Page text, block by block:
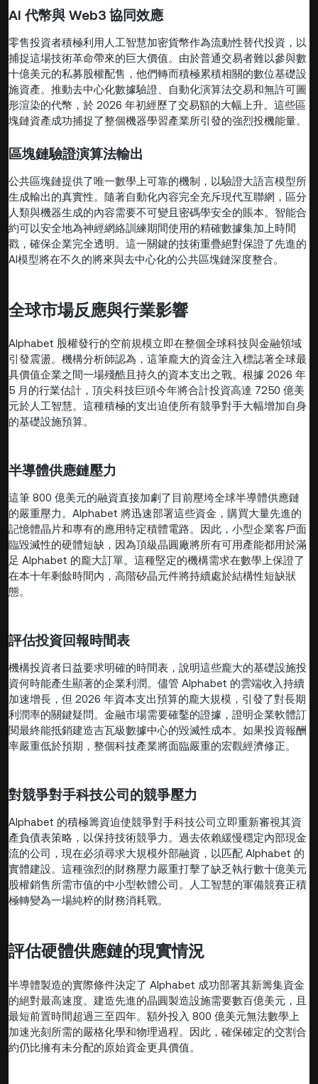
AI 代幣與 Web3 協同效應
零售投資者積極利用人工智慧加密貨幣作為流動性替代投資，以
捕捉這場技術革命帶來的巨大價值。由於普通交易者難以參與數
十億美元的私募股權配售，他們轉而積極累積相關的數位基礎設
施資產。推動去中心化數據驗證、自動化演算法交易和無許可圖
形渲染的代幣，於 2026 年初經歷了交易額的大幅上升。這些區
塊鏈資產成功捕捉了整個機器學習產業所引發的強烈投機能量。
區塊鏈驗證演算法輸出
公共區塊鏈提供了唯一數學上可靠的機制，以驗證大語言模型所
生成輸出的真實性。隨著自動化內容完全充斥現代互聯網，區分
人類與機器生成的內容需要不可變且密碼學安全的賬本。智能合
約可以安全地為神經網絡訓練期間使用的精確數據集加上時間
戳，確保企業完全透明。這一關鍵的技術重疊絕對保證了先進的
AI模型將在不久的將來與去中心化的公共區塊鏈深度整合。
全球市場反應與行業影響
Alphabet 股權發行的空前規模立即在整個全球科技與金融領域
引發震盪。機構分析師認為，這筆龐大的資金注入標誌著全球最
具價值企業之間一場殘酷且持久的資本支出之戰。根據 2026 年
5 月的行業估計，頂尖科技巨頭今年將合計投資高達 7250 億美
元於人工智慧。這種積極的支出迫使所有競爭對手大幅增加自身
的基礎設施預算。
半導體供應鏈壓力
這筆 800 億美元的融資直接加劇了目前壓垮全球半導體供應鏈
的嚴重壓力。Alphabet 將迅速部署這些資金，購買大量先進的
記憶體晶片和專有的應用特定積體電路。因此，小型企業客戶面
臨毀滅性的硬體短缺，因為頂級晶圓廠將所有可用產能都用於滿
足 Alphabet 的龐大訂單。這種堅定的機構需求在數學上保證了
在本十年剩餘時間內，高階矽晶元件將持續處於結構性短缺狀
態。
評估投資回報時間表
機構投資者日益要求明確的時間表，說明這些龐大的基礎設施投
資何時能產生顯著的企業利潤。儘管 Alphabet 的雲端收入持續
加速增長，但 2026 年資本支出預算的龐大規模，引發了對長期
利潤率的關鍵疑問。金融市場需要確鑿的證據，證明企業軟體訂
閱最終能抵銷建造吉瓦級數據中心的毀滅性成本。如果投資報酬
率嚴重低於預期，整個科技產業將面臨嚴重的宏觀經濟修正。
對競爭對手科技公司的競爭壓力
Alphabet 的積極籌資迫使競爭對手科技公司立即重新審視其資
產負債表策略，以保持技術競爭力。過去依賴緩慢穩定內部現金
流的公司，現在必須尋求大規模外部融資，以匹配 Alphabet 的
實體建設。這種強烈的財務壓力嚴重打擊了缺乏執行數十億美元
股權銷售所需市值的中小型軟體公司。人工智慧的軍備競賽正積
極轉變為一場純粹的財務消耗戰。
評估硬體供應鏈的現實情況
半導體製造的實際條件決定了 Alphabet 成功部署其新籌集資金
的絕對最高速度。建造先進的晶圓製造設施需要數百億美元，且
最短前置時間超過三至四年。額外投入 800 億美元無法數學上
加速光刻所需的嚴格化學和物理過程。因此，確保確定的交割合
約仍比擁有未分配的原始資金更具價值。